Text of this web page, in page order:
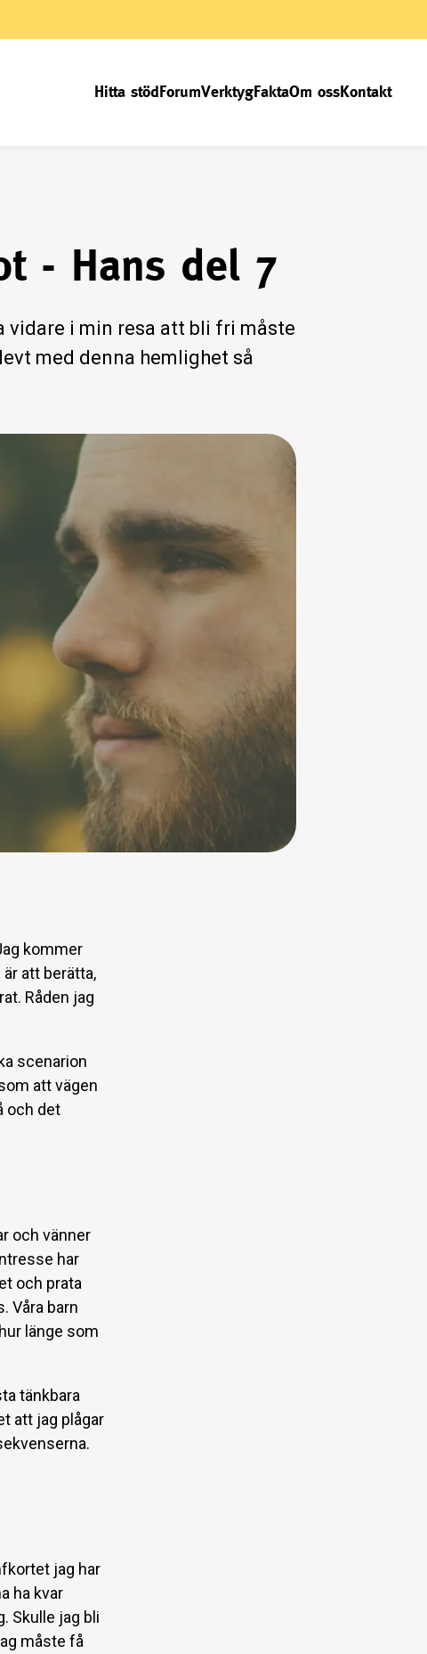
Hitta stödForumVerktygFaktaOm ossKontakt
- Hans del 7
vidare i min resa att bli fri måste
med denna hemlighet så
kommer
att berätta,
Råden jag
scenarion
att vägen
och det
och vänner
har
och prata
Våra barn
länge som
tänkbara
att jag plågar
jag har
ha kvar
Skulle jag bli
måste få